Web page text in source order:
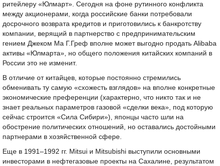
ритейлеру «Юлмарт». Сегодня на фоне рутинного конфликта
между акционерами, когда российские банки потребовали
досрочного возврата кредитов и приготовились к банкротству
компании, верящий в партнерство с предпринимательским
гением Джеком Ма Г.Греф вполне может выгодно продать Alibaba
активы «Юлмарта», но общего положения китайских компаний в
России это не изменит.
В отличие от китайцев, которые постоянно стремились
обменивать ту самую «схожесть взглядов» на вполне конкретные
экономические преференции (характерно, что никто так и не
знает реальных параметров газовой «сделки века», под которую
сейчас строится «Сила Сибири»), японцы часто шли на
обострение политических отношений, но оставались достойными
партнерами в хозяйственной сфере.
Еще в 1991–1992 гг. Mitsui и Mitsubishi выступили основными
инвесторами в нефтегазовые проекты на Сахалине, результатом